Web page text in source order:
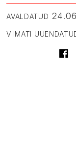
AVALDATUD
VIIMATI